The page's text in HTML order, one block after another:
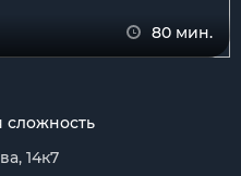
80 мин.
сложность
14к7